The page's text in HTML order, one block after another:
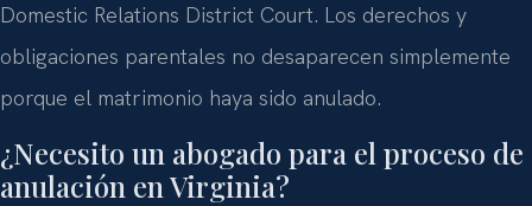
Domestic Relations District Court. Los derechos y
obligaciones parentales no desaparecen simplemente
porque el matrimonio haya sido anulado.
¿Necesito un abogado para el proceso de
anulación en Virginia?